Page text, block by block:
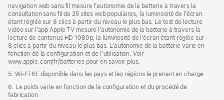
navigation web sans fil mesure l’autonomie de la batterie à travers la
consultation sans fil de 25 sites web populaires, la luminosité de l’écran
étant réglée sur 8 clics à partir du niveau le plus bas. Le test de lecture
vidéo sur l’app Apple TV mesure l’autonomie de la batterie à travers la
lecture de contenus HD 1080p, la luminosité de l’écran étant réglée sur
8 clics à partir du niveau le plus bas. L’autonomie de la batterie varie en
fonction de la configuration et de l’utilisation. Voir
www.apple.com/fr/batteries pour en savoir plus.
5. Wi-Fi 6E disponible dans les pays et les régions le prenant en charge.
6. Le poids varie en fonction de la configuration et du procédé de
fabrication.